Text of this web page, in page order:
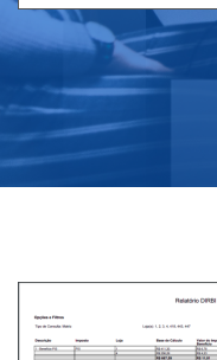
for: